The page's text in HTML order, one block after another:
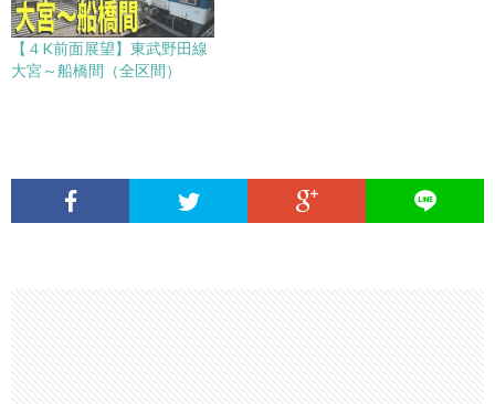
【４K前面展望】東武野田線
大宮～船橋間（全区間）